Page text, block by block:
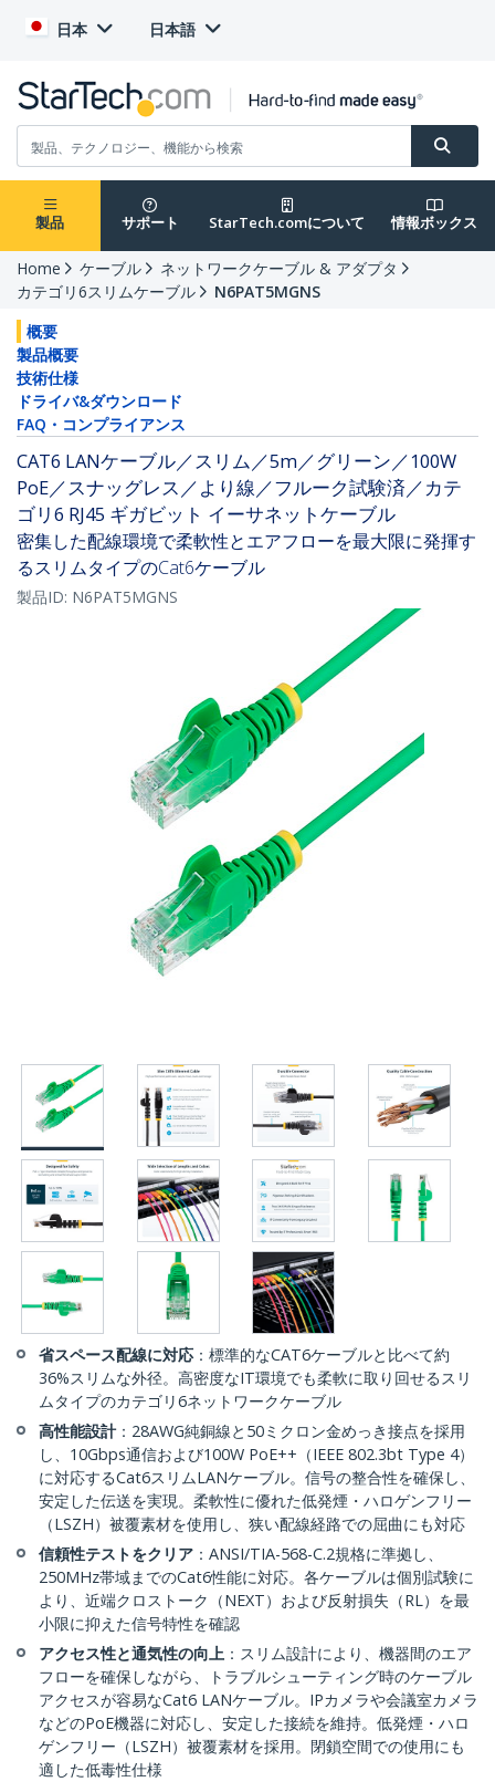
日本 日本語
製品 サポート StarTech.comについて 情報ボックス
Home ケーブル
ネットワークケーブル & アダプタ
カテゴリ6スリムケーブル
N6PAT5MGNS
概要
製品概要
技術仕様
ドライバ&ダウンロード
FAQ・コンプライアンス
CAT6 LANケーブル／スリム／5m／グリーン／100W
PoE／スナッグレス／より線／フルーク試験済／カテ
ゴリ6 RJ45 ギガビット イーサネットケーブル
密集した配線環境で柔軟性とエアフローを最大限に発揮す
るスリムタイプのCat6ケーブル
製品ID: N6PAT5MGNS
省スペース配線に対応 ：標準的なCAT6ケーブルと比べて約
36%スリムな外径。高密度なIT環境でも柔軟に取り回せるスリ
ムタイプのカテゴリ6ネットワークケーブル
高性能設計：28AWG純銅線と50ミクロン金めっき接点を採用
し、10Gbps通信および100W PoE++（IEEE 802.3bt Type 4）
に対応するCat6スリムLANケーブル。信号の整合性を確保し、
安定した伝送を実現。柔軟性に優れた低発煙・ハロゲンフリー
（LSZH）被覆素材を使用し、狭い配線経路での屈曲にも対応
信頼性テストをクリア ：ANSI/TIA-568-C.2規格に準拠し、
250MHz帯域までのCat6性能に対応。各ケーブルは個別試験に
より、近端クロストーク（NEXT）および反射損失（RL）を最
小限に抑えた信号特性を確認
アクセス性と通気性の向上 ：スリム設計により、機器間のエア
フローを確保しながら、トラブルシューティング時のケーブル
アクセスが容易なCat6 LANケーブル。IPカメラや会議室カメラ
などのPoE機器に対応し、安定した接続を維持。低発煙・ハロ
ゲンフリー（LSZH）被覆素材を採用。閉鎖空間での使用にも
適した低毒性仕様